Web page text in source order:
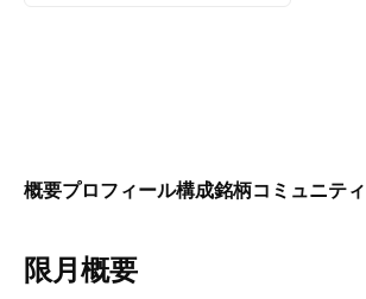
概要プロフィール構成銘柄コミュニティ
限月概要